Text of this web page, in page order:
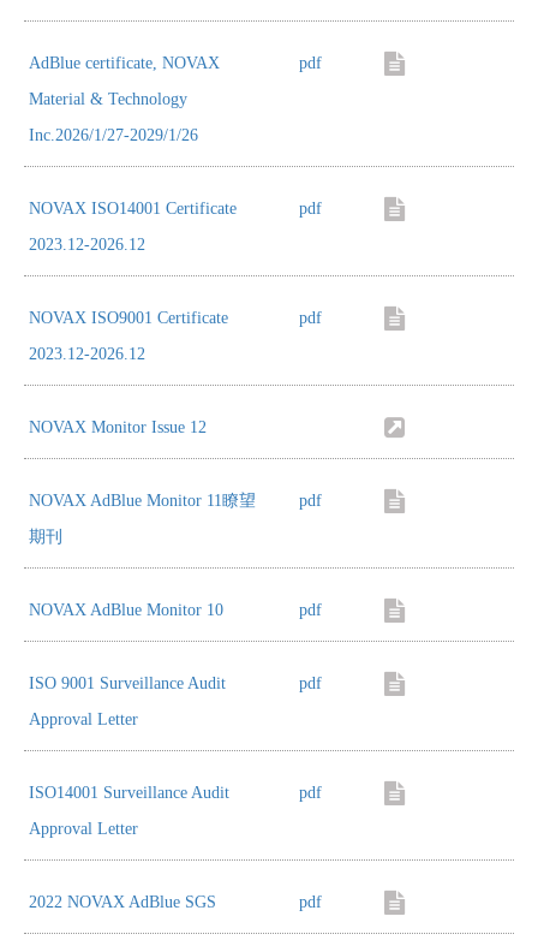
AdBlue certificate, NOVAX
Material & Technology
Inc.2026/1/27-2029/1/26
pdf
NOVAX ISO14001 Certificate
2023.12-2026.12
pdf
NOVAX ISO9001 Certificate
2023.12-2026.12
pdf
NOVAX Monitor Issue 12
NOVAX AdBlue Monitor 11瞭望
期刊
pdf
NOVAX AdBlue Monitor 10 pdf
ISO 9001 Surveillance Audit
Approval Letter
pdf
ISO14001 Surveillance Audit
Approval Letter
pdf
2022 NOVAX AdBlue SGS pdf